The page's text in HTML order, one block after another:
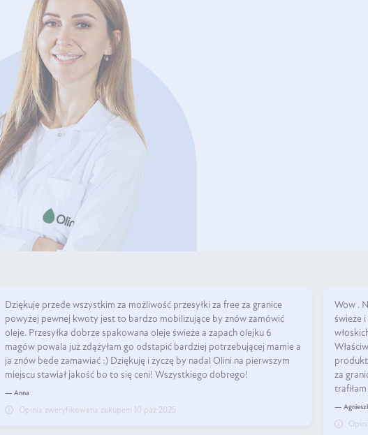
Dziękuje przede wszystkim za możliwość przesyłki za free za granice
powyżej pewnej kwoty jest to bardzo mobilizujące by znów zamówić
oleje. Przesyłka dobrze spakowana oleje świeże a zapach olejku 6
magów powala już zdążyłam go odstapić bardziej potrzebującej mamie a
ja znów bede zamawiać :) Dziękuję i życzę by nadal Olini na pierwszym
miejscu stawiał jakość bo to się ceni! Wszystkiego dobrego!
— Anna
Opinia zweryfikowana zakupem 10 paź 2025
Wow .
świeże
za
—